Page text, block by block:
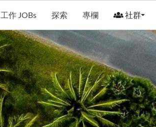
工作 JOBs 探索 專欄 社群